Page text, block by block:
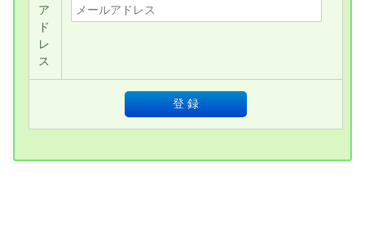
ア
ド
レ
ス